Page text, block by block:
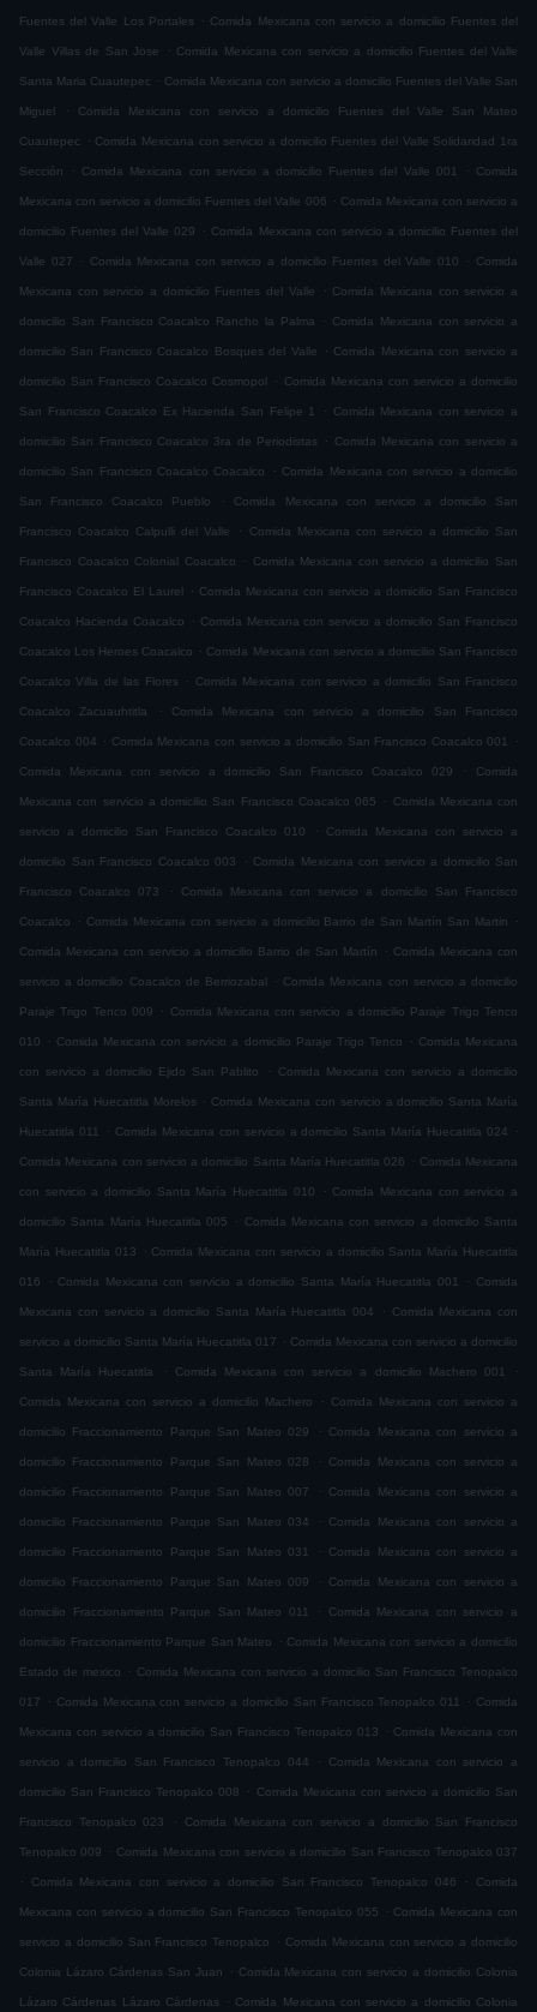
Fuentes del Valle Los Portales . Comida Mexicana con servicio a domicilio Fuentes del
Valle Villas de San Jose . Comida Mexicana con servicio a domicilio Fuentes del Valle
Santa Maria Cuautepec . Comida Mexicana con servicio a domicilio Fuentes del Valle San
Miguel . Comida Mexicana con servicio a domicilio Fuentes del Valle San Mateo
Cuautepec . Comida Mexicana con servicio a domicilio Fuentes del Valle Solidaridad 1ra
Sección . Comida Mexicana con servicio a domicilio Fuentes del Valle 001 . Comida
Mexicana con servicio a domicilio Fuentes del Valle 006 . Comida Mexicana con servicio a
domicilio Fuentes del Valle 029 . Comida Mexicana con servicio a domicilio Fuentes del
Valle 027 . Comida Mexicana con servicio a domicilio Fuentes del Valle 010 . Comida
Mexicana con servicio a domicilio Fuentes del Valle . Comida Mexicana con servicio a
domicilio San Francisco Coacalco Rancho la Palma . Comida Mexicana con servicio a
domicilio San Francisco Coacalco Bosques del Valle . Comida Mexicana con servicio a
domicilio San Francisco Coacalco Cosmopol . Comida Mexicana con servicio a domicilio
San Francisco Coacalco Ex Hacienda San Felipe 1 . Comida Mexicana con servicio a
domicilio San Francisco Coacalco 3ra de Periodistas . Comida Mexicana con servicio a
domicilio San Francisco Coacalco Coacalco . Comida Mexicana con servicio a domicilio
San Francisco Coacalco Pueblo . Comida Mexicana con servicio a domicilio San
Francisco Coacalco Calpulli del Valle . Comida Mexicana con servicio a domicilio San
Francisco Coacalco Colonial Coacalco . Comida Mexicana con servicio a domicilio San
Francisco Coacalco El Laurel . Comida Mexicana con servicio a domicilio San Francisco
Coacalco Hacienda Coacalco . Comida Mexicana con servicio a domicilio San Francisco
Coacalco Los Heroes Coacalco . Comida Mexicana con servicio a domicilio San Francisco
Coacalco Villa de las Flores . Comida Mexicana con servicio a domicilio San Francisco
Coacalco Zacuauhtitla . Comida Mexicana con servicio a domicilio San Francisco
Coacalco 004 . Comida Mexicana con servicio a domicilio San Francisco Coacalco 001 .
Comida Mexicana con servicio a domicilio San Francisco Coacalco 029 . Comida
Mexicana con servicio a domicilio San Francisco Coacalco 065 . Comida Mexicana con
servicio a domicilio San Francisco Coacalco 010 . Comida Mexicana con servicio a
domicilio San Francisco Coacalco 003 . Comida Mexicana con servicio a domicilio San
Francisco Coacalco 073 . Comida Mexicana con servicio a domicilio San Francisco
Coacalco . Comida Mexicana con servicio a domicilio Barrio de San Martín San Martin .
Comida Mexicana con servicio a domicilio Barrio de San Martín . Comida Mexicana con
servicio a domicilio Coacalco de Berriozabal . Comida Mexicana con servicio a domicilio
Paraje Trigo Tenco 009 . Comida Mexicana con servicio a domicilio Paraje Trigo Tenco
010 . Comida Mexicana con servicio a domicilio Paraje Trigo Tenco . Comida Mexicana
con servicio a domicilio Ejido San Pablito . Comida Mexicana con servicio a domicilio
Santa María Huecatitla Morelos . Comida Mexicana con servicio a domicilio Santa María
Huecatitla 011 . Comida Mexicana con servicio a domicilio Santa María Huecatitla 024 .
Comida Mexicana con servicio a domicilio Santa María Huecatitla 026 . Comida Mexicana
con servicio a domicilio Santa María Huecatitla 010 . Comida Mexicana con servicio a
domicilio Santa María Huecatitla 005 . Comida Mexicana con servicio a domicilio Santa
María Huecatitla 013 . Comida Mexicana con servicio a domicilio Santa María Huecatitla
016 . Comida Mexicana con servicio a domicilio Santa María Huecatitla 001 . Comida
Mexicana con servicio a domicilio Santa María Huecatitla 004 . Comida Mexicana con
servicio a domicilio Santa María Huecatitla 017 . Comida Mexicana con servicio a domicilio
Santa María Huecatitla . Comida Mexicana con servicio a domicilio Machero 001 .
Comida Mexicana con servicio a domicilio Machero . Comida Mexicana con servicio a
domicilio Fraccionamiento Parque San Mateo 029 . Comida Mexicana con servicio a
domicilio Fraccionamiento Parque San Mateo 028 . Comida Mexicana con servicio a
domicilio Fraccionamiento Parque San Mateo 007 . Comida Mexicana con servicio a
domicilio Fraccionamiento Parque San Mateo 034 . Comida Mexicana con servicio a
domicilio Fraccionamiento Parque San Mateo 031 . Comida Mexicana con servicio a
domicilio Fraccionamiento Parque San Mateo 009 . Comida Mexicana con servicio a
domicilio Fraccionamiento Parque San Mateo 011 . Comida Mexicana con servicio a
domicilio Fraccionamiento Parque San Mateo . Comida Mexicana con servicio a domicilio
Estado de mexico . Comida Mexicana con servicio a domicilio San Francisco Tenopalco
017 . Comida Mexicana con servicio a domicilio San Francisco Tenopalco 011 . Comida
Mexicana con servicio a domicilio San Francisco Tenopalco 013 . Comida Mexicana con
servicio a domicilio San Francisco Tenopalco 044 . Comida Mexicana con servicio a
domicilio San Francisco Tenopalco 008 . Comida Mexicana con servicio a domicilio San
Francisco Tenopalco 023 . Comida Mexicana con servicio a domicilio San Francisco
Tenopalco 009 . Comida Mexicana con servicio a domicilio San Francisco Tenopalco 037
.
Comida Mexicana con servicio a domicilio San Francisco Tenopalco 046 . Comida
Mexicana con servicio a domicilio San Francisco Tenopalco 055 . Comida Mexicana con
servicio a domicilio San Francisco Tenopalco . Comida Mexicana con servicio a domicilio
Colonia Lázaro Cárdenas San Juan . Comida Mexicana con servicio a domicilio Colonia
Lázaro Cárdenas Lázaro Cárdenas . Comida Mexicana con servicio a domicilio Colonia